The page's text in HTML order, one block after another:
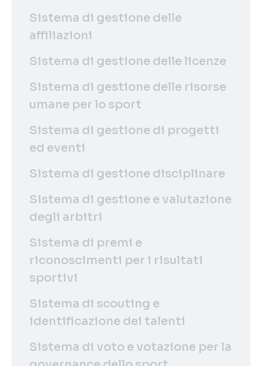
Sistema di gestione delle
affiliazioni
Sistema di gestione delle licenze
Sistema di gestione delle risorse
umane per lo sport
Sistema di gestione di progetti
ed eventi
Sistema di gestione disciplinare
Sistema di gestione e valutazione
degli arbitri
Sistema di premi e
riconoscimenti per i risultati
sportivi
Sistema di scouting e
identificazione dei talenti
Sistema di voto e votazione per la